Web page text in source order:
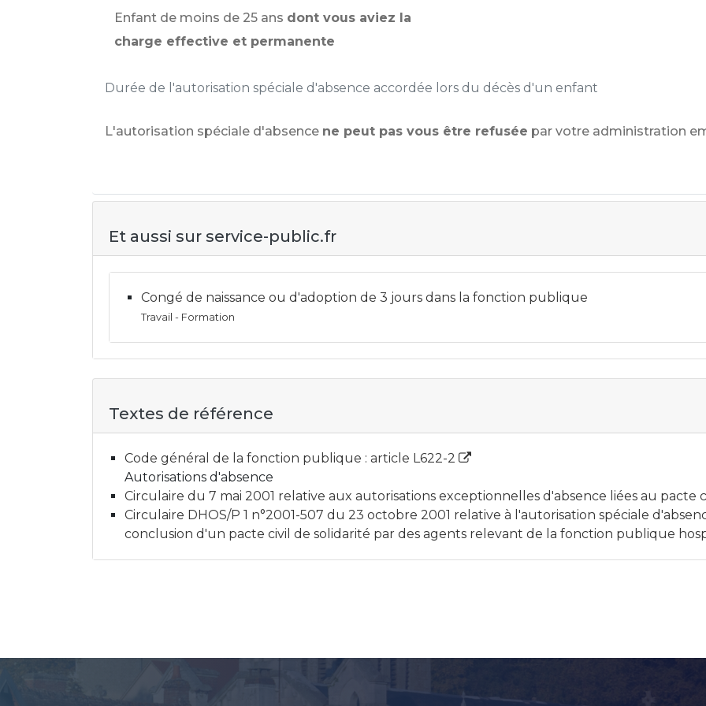
Durée de l'autorisation spéciale d'absence accordée lors du décès d'un enfant
Enfant de moins de 25 ans dont vous aviez la
charge effective et permanente
L'autorisation spéciale d'absence ne peut pas vous être refusée par votre administration
Et aussi sur service-public.fr
Congé de naissance ou d'adoption de 3 jours dans la fonction publique
Travail - Formation
Textes de référence
Code général de la fonction publique : article L622-2
Autorisations d'absence
Circulaire du 7 mai 2001 relative aux autorisations exceptionnelles d'absence liées au pacte
Circulaire DHOS/P 1 n°2001-507 du 23 octobre 2001 relative à l'autorisation spéciale
conclusion d'un pacte civil de solidarité par des agents relevant de la fonction publique